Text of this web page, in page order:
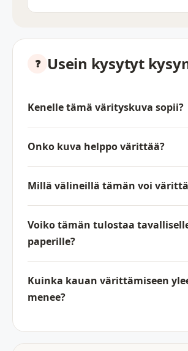
Usein kysytyt
Kenelle tämä värityskuva sopii?
Onko kuva helppo värittää?
Millä välineillä tämän voi
Voiko tämän tulostaa
paperille?
Kuinka kauan värittämiseen
menee?